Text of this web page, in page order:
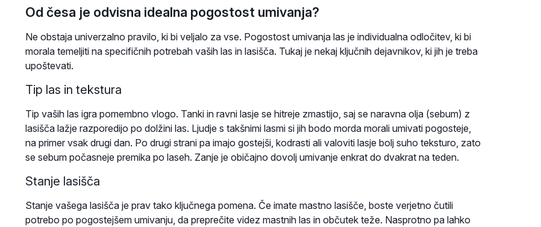
Od česa je odvisna idealna pogostost umivanja?
Ne obstaja univerzalno pravilo, ki bi veljalo za vse. Pogostost umivanja las je individualna odločitev, ki bi
morala temeljiti na specifičnih potrebah vaših las in lasišča. Tukaj je nekaj ključnih dejavnikov, ki jih je treba
upoštevati.
Tip las in tekstura
Tip vaših las igra pomembno vlogo. Tanki in ravni lasje se hitreje zmastijo, saj se naravna olja (sebum) z
lasišča lažje razporedijo po dolžini las. Ljudje s takšnimi lasmi si jih bodo morda morali umivati pogosteje,
na primer vsak drugi dan. Po drugi strani pa imajo gostejši, kodrasti ali valoviti lasje bolj suho teksturo, zato
se sebum počasneje premika po laseh. Zanje je običajno dovolj umivanje enkrat do dvakrat na teden.
Stanje lasišča
Stanje vašega lasišča je prav tako ključnega pomena. Če imate mastno lasišče, boste verjetno čutili
potrebo po pogostejšem umivanju, da preprečite videz mastnih las in občutek teže. Nasprotno pa lahko